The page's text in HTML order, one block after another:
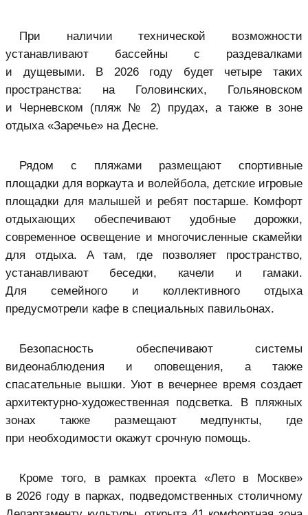
При наличии технической возможности
устанавливают бассейны с раздевалками
и дущевыми. В 2026 году будет четыре таких
пространства: на Головинских, Гольяновском
и Черневском (пляж № 2) прудах, а также в зоне
отдыха «Заречье» на Десне.
Рядом с пляжами размещают спортивные
площадки для воркаута и волейбола, детские игровые
площадки для малышей и ребят постарше. Комфорт
отдыхающих обеспечивают удобные дорожки,
современное освещение и многочисленные скамейки
для отдыха. А там, где позволяет пространство,
устанавливают беседки, качели и гамаки.
Для семейного и коллективного отдыха
предусмотрели кафе в специальных павильонах.
Безопасность обеспечивают системы
видеонаблюдения и оповещения, а также
спасательные вышки. Уют в вечернее время создает
архитектурно-художественная подсветка. В пляжных
зонах также размещают медпункты, где
при необходимости окажут срочную помощь.
Кроме того, в рамках проекта «Лето в Москве»
в 2026 году в парках, подведомственных столичному